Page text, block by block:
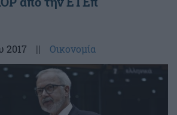
2017 || Οικονομία